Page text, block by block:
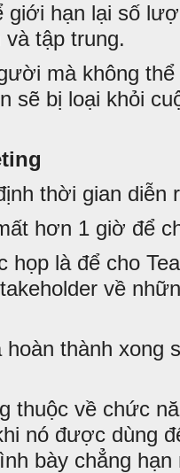
giới hạn lại số
tập trung.
mà không
sẽ bị loại khỏi
thời gian diễn
hơn 1 giờ để
họp là để cho
về
thành xong
thuộc về chức
nó được dùng
bày chẳng